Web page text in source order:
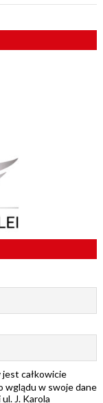
jest całkowicie
wglądu w swoje dane
J. Karola